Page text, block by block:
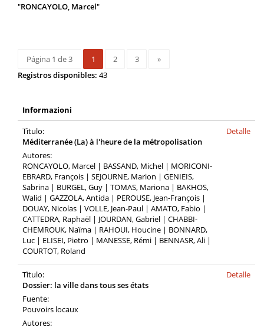
"RONCAYOLO, Marcel"
Página 1 de 3 1 2 3
»
Registros disponibles: 43
Informazioni
Tìtulo:
Méditerranée (La) à l'heure de la métropolisation
Autores:
RONCAYOLO, Marcel | BASSAND, Michel | MORICONI-
EBRARD, François | SEJOURNE, Marion | GENIEIS,
Sabrina | BURGEL, Guy | TOMAS, Mariona | BAKHOS,
Walid | GAZZOLA, Antida | PEROUSE, Jean-François |
DOUAY, Nicolas | VOLLE, Jean-Paul | AMATO, Fabio |
CATTEDRA, Raphaël | JOURDAN, Gabriel | CHABBI-
CHEMROUK, Naïma | RAHOUI, Houcine | BONNARD,
Luc | ELISEI, Pietro | MANESSE, Rémi | BENNASR, Ali |
COURTOT, Roland
Detalle
Tìtulo:
Dossier: la ville dans tous ses états
Fuente:
Pouvoirs locaux
Autores:
Detalle